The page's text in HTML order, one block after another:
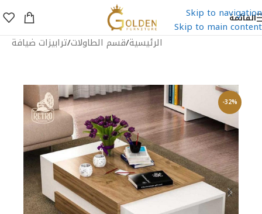
Skip to navigation
Skip to main content
القائمة
الرئيسية/قسم الطاولات/ترابيزات ضيافة
-32%